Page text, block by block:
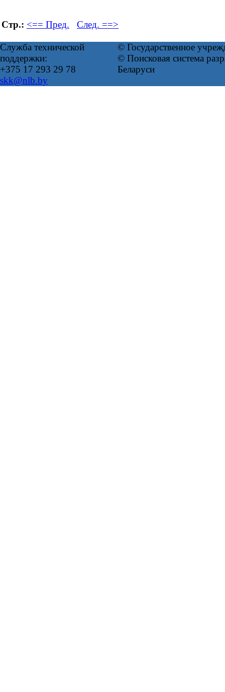
Стр.: <== Пред. След. ==>
Служба технической
поддержки:
+375 17 293 29 78
skk@nlb.by
© Государственное
© Поисковая система
Беларуси